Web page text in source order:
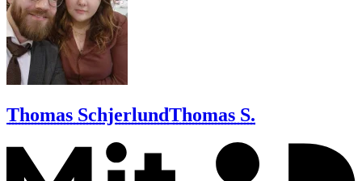
Thomas SchjerlundThomas S.